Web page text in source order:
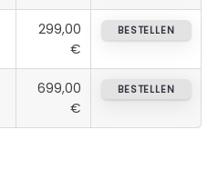
299,00
€
BESTELLEN
699,00
€
BESTELLEN